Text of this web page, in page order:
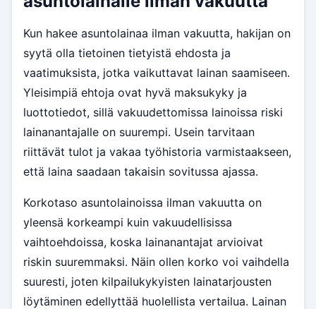
Kun hakee asuntolainaa ilman vakuutta, hakijan on
syytä olla tietoinen tietyistä ehdosta ja
vaatimuksista, jotka vaikuttavat lainan saamiseen.
Yleisimpiä ehtoja ovat hyvä maksukyky ja
luottotiedot, sillä vakuudettomissa lainoissa riski
lainanantajalle on suurempi. Usein tarvitaan
riittävät tulot ja vakaa työhistoria varmistaakseen,
että laina saadaan takaisin sovitussa ajassa.
Korkotaso asuntolainoissa ilman vakuutta on
yleensä korkeampi kuin vakuudellisissa
vaihtoehdoissa, koska lainanantajat arvioivat
riskin suuremmaksi. Näin ollen korko voi vaihdella
suuresti, joten kilpailukykyisten lainatarjousten
löytäminen edellyttää huolellista vertailua. Lainan